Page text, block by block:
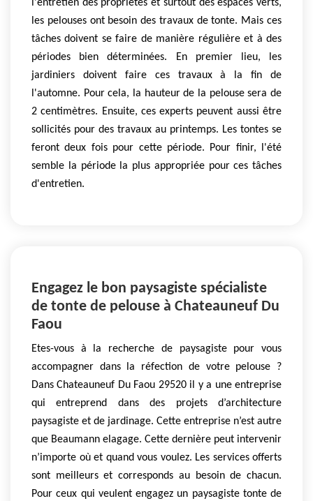
l'entretien des propriétés et surtout des espaces verts,
les pelouses ont besoin des travaux de tonte. Mais ces
tâches doivent se faire de manière régulière et à des
périodes bien déterminées. En premier lieu, les
jardiniers doivent faire ces travaux à la fin de
l'automne. Pour cela, la hauteur de la pelouse sera de
2 centimètres. Ensuite, ces experts peuvent aussi être
sollicités pour des travaux au printemps. Les tontes se
feront deux fois pour cette période. Pour finir, l'été
semble la période la plus appropriée pour ces tâches
d'entretien.
Engagez le bon paysagiste spécialiste
de tonte de pelouse à Chateauneuf Du
Faou
Etes-vous à la recherche de paysagiste pour vous
accompagner dans la réfection de votre pelouse ?
Dans Chateauneuf Du Faou 29520 il y a une entreprise
qui entreprend dans des projets d’architecture
paysagiste et de jardinage. Cette entreprise n’est autre
que Beaumann elagage. Cette dernière peut intervenir
n’importe où et quand vous voulez. Les services offerts
sont meilleurs et corresponds au besoin de chacun.
Pour ceux qui veulent engagez un paysagiste tonte de